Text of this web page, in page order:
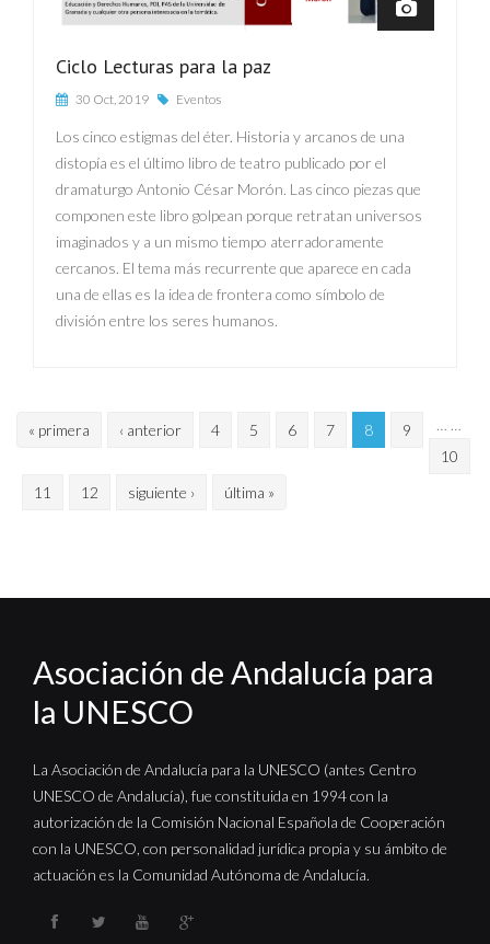
Ciclo Lecturas para la paz
30 Oct, 2019 Eventos
Los cinco estigmas del éter. Historia y arcanos de una
distopía es el último libro de teatro publicado por el
dramaturgo Antonio César Morón. Las cinco piezas que
componen este libro golpean porque retratan universos
imaginados y a un mismo tiempo aterradoramente
cercanos. El tema más recurrente que aparece en cada
una de ellas es la idea de frontera como símbolo de
división entre los seres humanos.
Páginas
« primera ‹ anterior …
4 5 6 7 8
9
10
11
12
…
siguiente › última »
Asociación de Andalucía para
la UNESCO
La Asociación de Andalucía para la UNESCO (antes Centro
UNESCO de Andalucía), fue constituida en 1994 con la
autorización de la Comisión Nacional Española de Cooperación
con la UNESCO, con personalidad jurídica propia y su ámbito de
actuación es la Comunidad Autónoma de Andalucía.